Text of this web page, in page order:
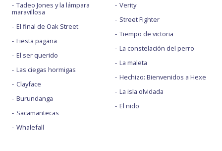
Tadeo Jones y la lámpara
maravillosa
El final de Oak Street
Fiesta pagäna
El ser querido
Las ciegas hormigas
Clayface
Burundanga
Sacamantecas
Whalefall
Verity
Street Fighter
Tiempo de victoria
La constelación del perro
La maleta
Hechizo: Bienvenidos a Hexe
La isla olvidada
El nido